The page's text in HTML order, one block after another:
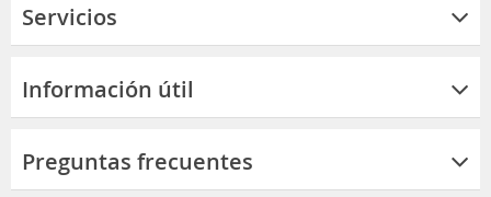
Servicios
Información útil
Preguntas frecuentes